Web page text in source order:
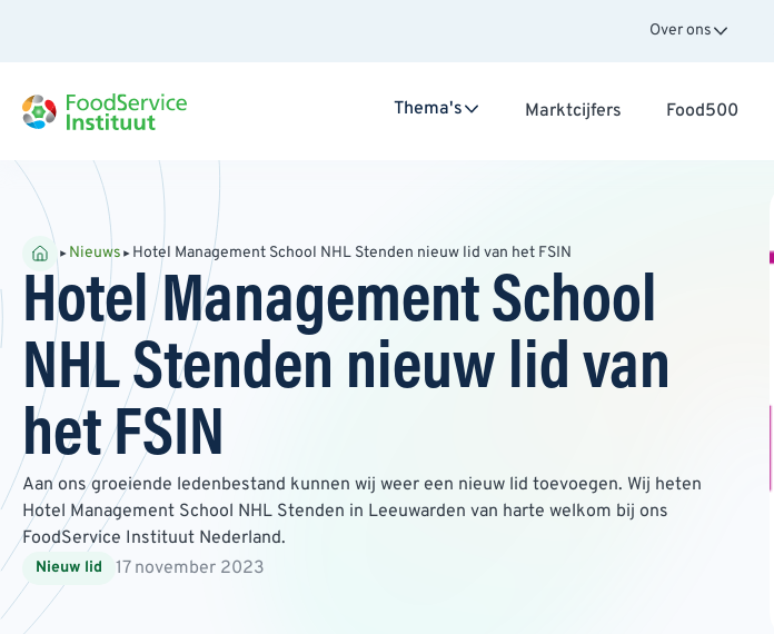
Over ons
Thema's Marktcijfers Food500
Nieuws Hotel Management School NHL Stenden nieuw lid van het FSIN
Hotel Management School
NHL Stenden nieuw lid van
het FSIN
Aan ons groeiende ledenbestand kunnen wij weer een nieuw lid toevoegen. Wij heten
Hotel Management School NHL Stenden in Leeuwarden van harte welkom bij ons
FoodService Instituut Nederland.
Nieuw lid 17 november 2023